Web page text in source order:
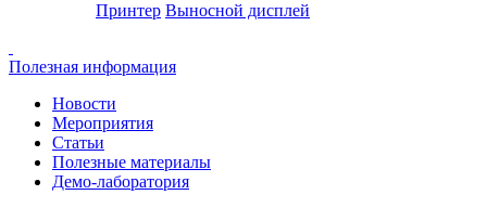
Принтер Выносной дисплей
Полезная информация
Новости
Мероприятия
Статьи
Полезные материалы
Демо-лаборатория